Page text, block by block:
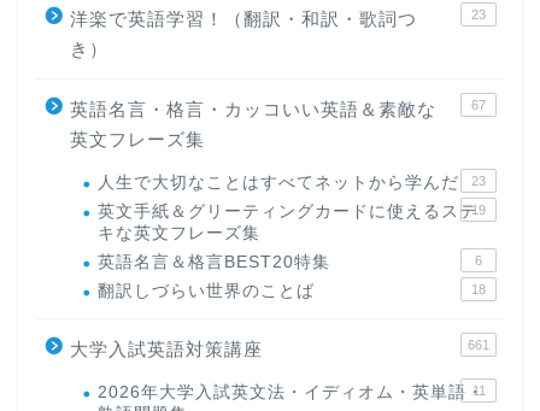
洋楽で英語学習！（翻訳・和訳・歌詞つ
き）
23
英語名言・格言・カッコいい英語＆素敵な
英文フレーズ集
67
人生で大切なことはすべてネットから学んだ 23
英文手紙＆グリーティングカードに使えるステ
キな英文フレーズ集
19
英語名言＆格言BEST20特集 6
翻訳しづらい世界のことば 18
大学入試英語対策講座 661
2026年大学入試英文法・イディオム・英単語・
11